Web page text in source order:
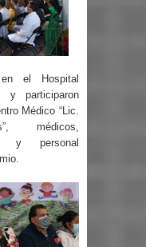
el Hospital
y participaron
Médico “Lic.
médicos,
y personal